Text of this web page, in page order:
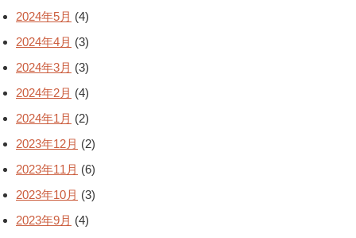
2024年5月 (4)
2024年4月 (3)
2024年3月 (3)
2024年2月 (4)
2024年1月 (2)
2023年12月 (2)
2023年11月 (6)
2023年10月 (3)
2023年9月 (4)